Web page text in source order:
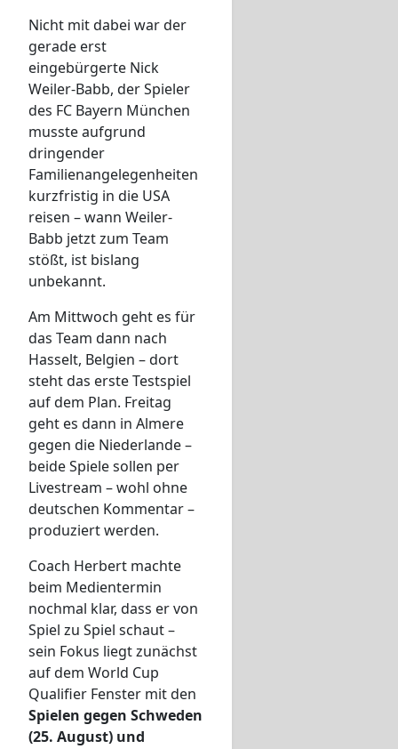
Nicht mit dabei war der
gerade erst
eingebürgerte Nick
Weiler-Babb, der Spieler
des FC Bayern München
musste aufgrund
dringender
Familienangelegenheiten
kurzfristig in die USA
reisen – wann Weiler-
Babb jetzt zum Team
stößt, ist bislang
unbekannt.
Am Mittwoch geht es für
das Team dann nach
Hasselt, Belgien – dort
steht das erste Testspiel
auf dem Plan. Freitag
geht es dann in Almere
gegen die Niederlande –
beide Spiele sollen per
Livestream – wohl ohne
deutschen Kommentar –
produziert werden.
Coach Herbert machte
beim Medientermin
nochmal klar, dass er von
Spiel zu Spiel schaut –
sein Fokus liegt zunächst
auf dem World Cup
Qualifier Fenster mit den
Spielen gegen Schweden
(25. August) und